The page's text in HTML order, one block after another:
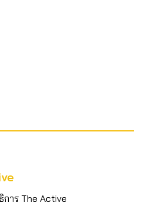
าร The Active